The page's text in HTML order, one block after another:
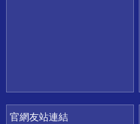
官網友站連結